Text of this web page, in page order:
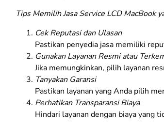
Tips Memilih Jasa Service LCD MacBook
Cek Reputasi dan Ulasan
Pastikan penyedia jasa memiliki
Gunakan Layanan Resmi atau
Jika memungkinkan, pilih layanan
Tanyakan Garansi
Pastikan layanan yang Anda pilih
Perhatikan Transparansi Biaya
Hindari layanan dengan biaya yang